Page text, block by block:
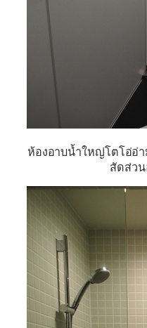
ห้องอาบน้ำใหญ่โตโอ่อ่
สัดส่วน